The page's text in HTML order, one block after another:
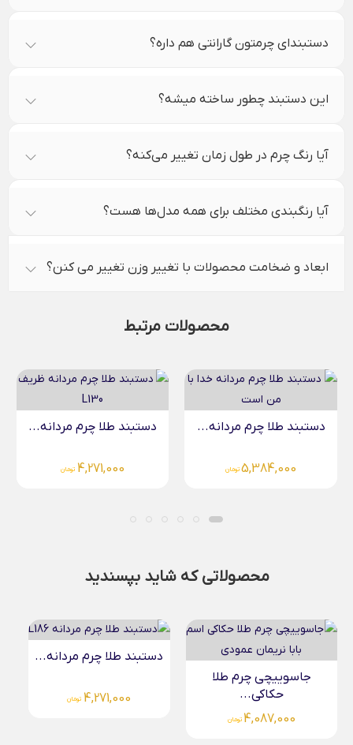
دستبندای چرمتون گارانتی هم داره؟
این دستبند چطور ساخته میشه؟
آیا رنگ چرم در طول زمان تغییر می‌کنه؟
آیا رنگبندی مختلف برای همه مدل‌ها هست؟
ابعاد و ضخامت محصولات با تغییر وزن تغییر می کنن؟
محصولات مرتبط
دستبند طلا چرم مردانه...
4,271,000 تومان
دستبند طلا چرم مردانه...
5,149,000 تومان
محصولاتی که شاید بپسندید
جاسوییچی چرم طلا
حکاکی...
4,087,000 تومان
دستبند طلا چرم مردانه...
4,271,000 تومان